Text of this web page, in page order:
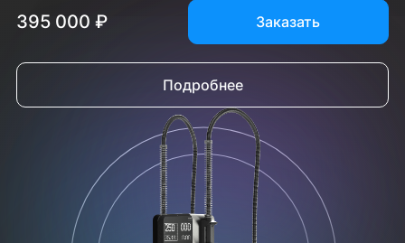
395 000 ₽ Заказать
Подробнее